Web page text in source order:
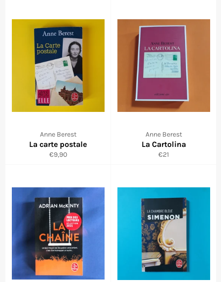
Anne Berest
La carte postale
Prix
€9,90
Anne Berest
La Cartolina
Prix
€21